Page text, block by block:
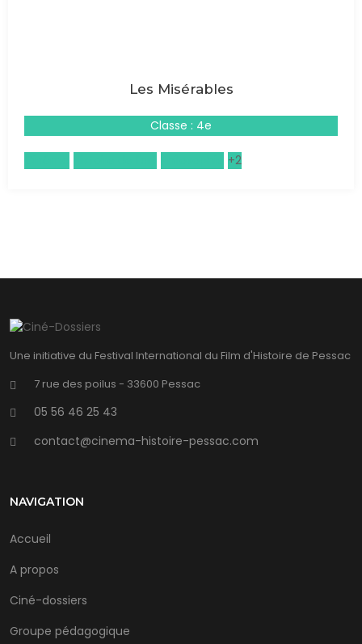
Les Misérables
Classe : 4e
+2
Une initiative du Festival International du Film d'Histoire de Pessac
7 rue des poilus - 33600 Pessac
05 56 46 25 43
contact@cinema-histoire-pessac.com
NAVIGATION
Accueil
A propos
Ciné-dossiers
Groupe pédagogique